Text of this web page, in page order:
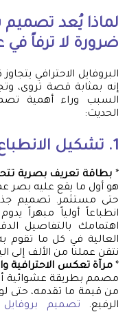
لماذا يُعد تصميم
ضرورة لا ترفاً في
البروفايل الاحترافي
إنه بمثابة قصة تروى،
السبب وراء أهمية
الحديث:
1. تشكيل الانطباع الأول الذي لا يُنسى
* بطاقة تعريف بصرية
هو أول ما يقع عليه بصر
حتى مستثمر. تصميم
انطباعاً أولياً مبهراً
اهتمامك بالتفاصيل
العالية في كل ما تقوم
نتقن عملنا من الألف إلى
*مرآة تعكس الاحترافية
مصمم بطريقة عشوائية أو
من قيمة ما تقدمه، حتى
الرفيع. تصميم بروفايل